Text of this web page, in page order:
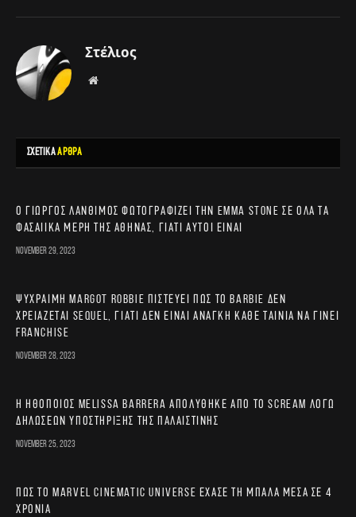
Στέλιος
Website
ΣΧΕΤΙΚΑΑΡΘΡΑ
Ο Γιώργος Λάνθιμος φωτογραφίζει την Emma Stone σε όλα τα
φασαίικα μέρη της Αθήνας, γιατί αυτοί είναι
November 29, 2023
Ψύχραιμη Margot Robbie πιστεύει πως το Barbie δεν
χρειάζεται sequel, γιατί δεν είναι ανάγκη κάθε ταινία να γίνει
franchise
November 28, 2023
Η ηθοποιός Melissa Barrera απολύθηκε από το Scream λόγω
δηλώσεων υποστήριξης της Παλαιστίνης
November 25, 2023
Πώς το Marvel Cinematic Universe έχασε τη μπάλα μέσα σε 4
χρόνια